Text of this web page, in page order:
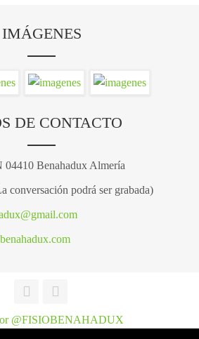
IMÁGENES
DE CONTACTO
04410 Benahadux Almería
conversación podrá ser grabada)
@FISIOBENAHADUX